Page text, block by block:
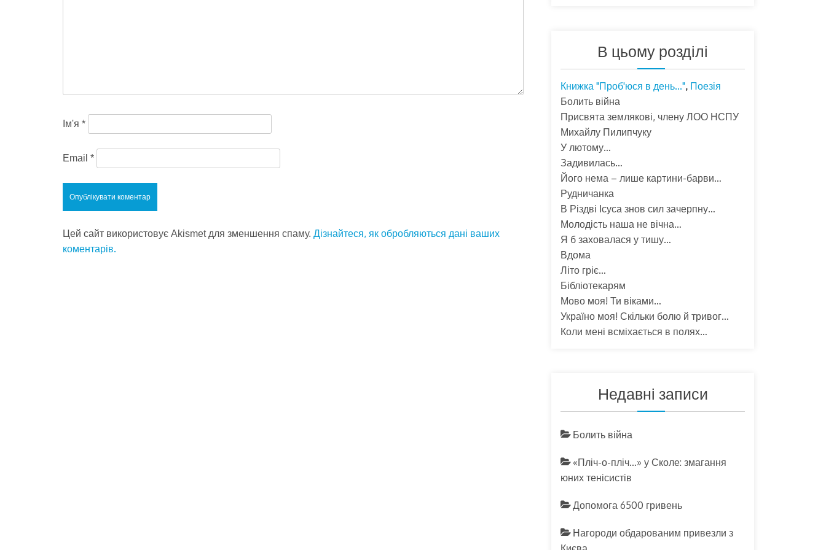
Ім'я *
Email *
Цей сайт використовує Akismet для зменшення спаму. Дізнайтеся, як обробляються дані ваших
коментарів.
В цьому розділі
Книжка "Проб'юся в день...", Поезія
Болить війна
Присвята землякові, члену ЛОО НСПУ
Михайлу Пилипчуку
У лютому…
Задивилась…
Його нема – лише картини-барви…
Рудничанка
В Різдві Ісуса знов сил зачерпну…
Молодість наша не вічна…
Я б заховалася у тишу…
Вдома
Літо гріє…
Бібліотекарям
Мово моя! Ти віками…
Україно моя! Скільки болю й тривог…
Коли мені всміхається в полях…
Недавні записи
Болить війна
«Пліч-о-пліч…» у Сколе: змагання
юних тенісистів
Допомога 6500 гривень
Нагороди обдарованим привезли з